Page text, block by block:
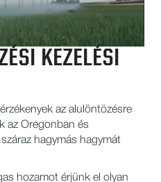
KEZELÉSI
az alulöntözésre
az Oregonban és
hagymás hagymát
hozamot érjünk el olyan